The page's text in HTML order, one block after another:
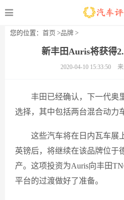
您的位置： 首页 >品牌 >
新丰田Auris将获得
2020-04-10 15:33:50
丰田已经确认，下一代奥
选择，其中包括两台混合动力
这些汽车将在日内瓦车展
英镑后，将继续在该品牌位于
产。这项投资为Auris向丰田
平台的过渡做好了准备。